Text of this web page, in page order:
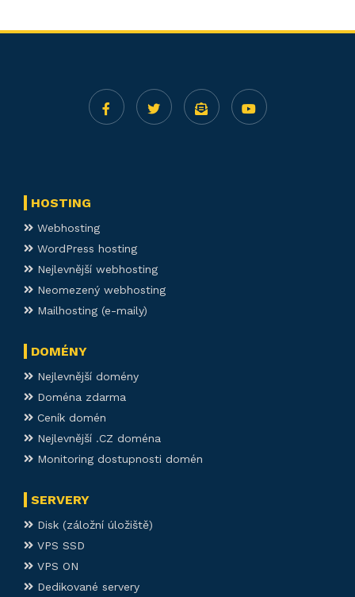
HOSTING
Webhosting
WordPress hosting
Nejlevnější webhosting
Neomezený webhosting
Mailhosting (e-maily)
DOMÉNY
Nejlevnější domény
Doména zdarma
Ceník domén
Nejlevnější .CZ doména
Monitoring dostupnosti domén
SERVERY
Disk (záložní úložiště)
VPS SSD
VPS ON
Dedikované servery